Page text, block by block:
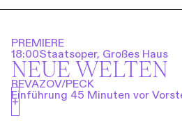
PREMIERE
18:00Staatsoper, Großes Haus
NEUE WELTEN
REVAZOV/PECK
Einführung 45 Minuten vor
+